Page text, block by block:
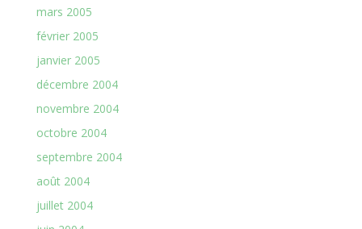
mars 2005
février 2005
janvier 2005
décembre 2004
novembre 2004
octobre 2004
septembre 2004
août 2004
juillet 2004